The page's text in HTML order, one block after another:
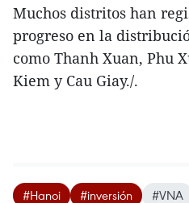
Muchos distritos han
progreso en la
como Thanh Xuan, Phu
Kiem y Cau Giay./.
#Hanoi #inversión #VNA